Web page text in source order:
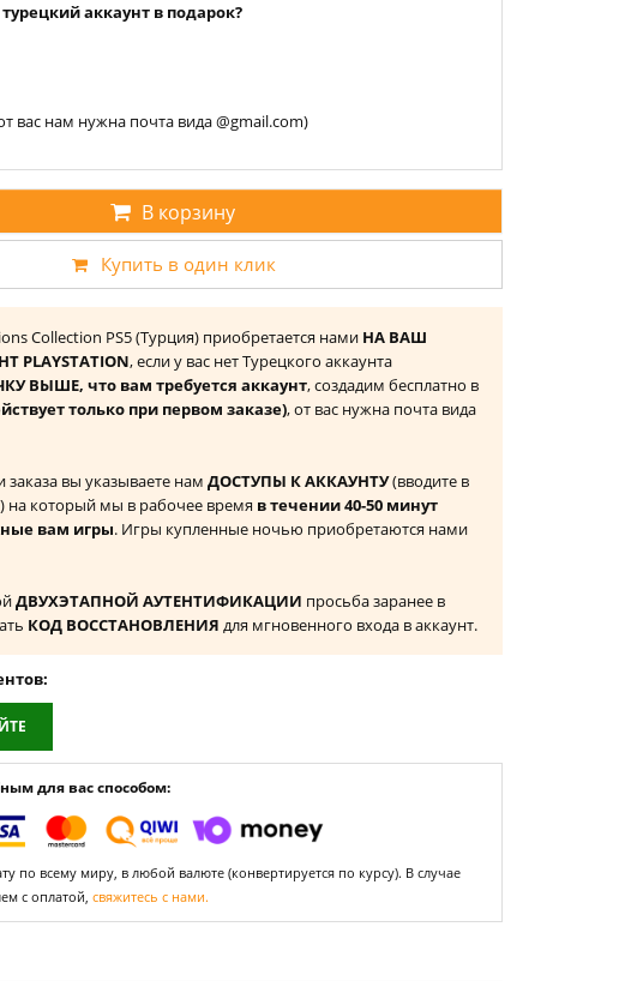
аккаунт в подарок?
вас нам нужна почта вида @gmail.com)
В корзину
Купить в один клик
Collection PS5 (Турция) приобретается нами НА ВАШ
PLAYSTATION, если у вас нет Турецкого аккаунта
ВЫШЕ, что вам требуется аккаунт, создадим бесплатно в
только при первом заказе), от вас нужна почта вида
вы указываете нам ДОСТУПЫ К АККАУНТУ(вводите в
на который мы в рабочее время в течении 40-50 минут
вам игры. Игры купленные ночью приобретаются нами
ДВУХЭТАПНОЙ АУТЕНТИФИКАЦИИ просьба заранее в
КОД ВОССТАНОВЛЕНИЯ для мгновенного входа в аккаунт.
для вас способом:
по всему миру, в любой валюте (конвертируется по курсу). В случае
с оплатой, свяжитесь с нами.